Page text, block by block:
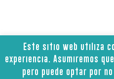
Aviso legal |
Política
Este sitio web utiliza
experiencia. Asumiremos
pero puede optar por